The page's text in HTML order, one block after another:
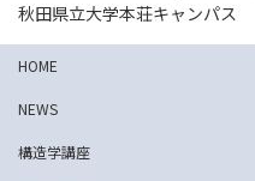
秋田県立大学本荘キャンパス
HOME
NEWS
構造学講座